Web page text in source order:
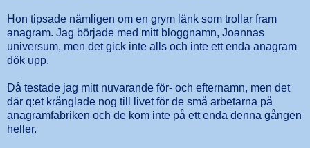
Hon tipsade nämligen om en grym länk som trollar fram
anagram. Jag började med mitt bloggnamn, Joannas
universum, men det gick inte alls och inte ett enda anagram
dök upp.
Då testade jag mitt nuvarande för- och efternamn, men det
där q:et krånglade nog till livet för de små arbetarna på
anagramfabriken och de kom inte på ett enda denna gången
heller.